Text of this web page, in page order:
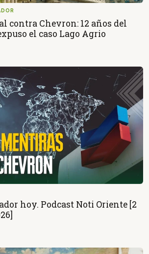
contra Chevron: 12 años del
el caso Lago Agrio
hoy. Podcast Noti Oriente [2